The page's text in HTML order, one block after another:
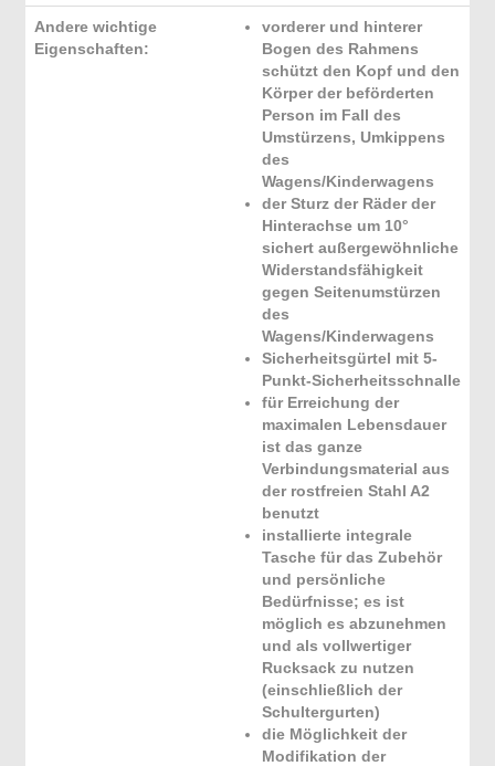
Andere wichtige
Eigenschaften:
vorderer und hinterer
Bogen des Rahmens
schützt den Kopf und den
Körper der beförderten
Person im Fall des
Umstürzens, Umkippens
des
Wagens/Kinderwagens
der Sturz der Räder der
Hinterachse um 10°
sichert außergewöhnliche
Widerstandsfähigkeit
gegen Seitenumstürzen
des
Wagens/Kinderwagens
Sicherheitsgürtel mit 5-
Punkt-Sicherheitsschnalle
für Erreichung der
maximalen Lebensdauer
ist das ganze
Verbindungsmaterial aus
der rostfreien Stahl A2
benutzt
installierte integrale
Tasche für das Zubehör
und persönliche
Bedürfnisse; es ist
möglich es abzunehmen
und als vollwertiger
Rucksack zu nutzen
(einschließlich der
Schultergurten)
die Möglichkeit der
Modifikation der